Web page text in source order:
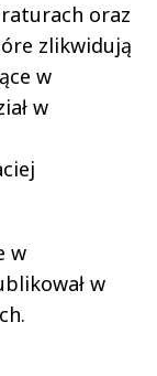
oraz
zlikwidują
w
w
w
w